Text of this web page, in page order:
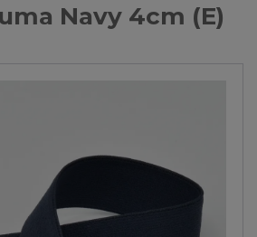
Navy 4cm (E)